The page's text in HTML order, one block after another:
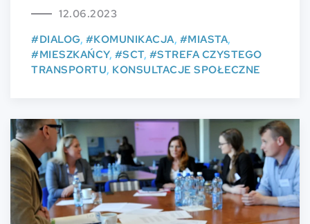
12.06.2023
#DIALOG, #KOMUNIKACJA, #MIASTA,
#MIESZKAŃCY, #SCT, #STREFA CZYSTEGO
TRANSPORTU, KONSULTACJE SPOŁECZNE